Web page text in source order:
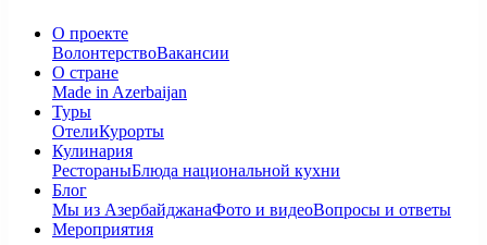
О проекте
ВолонтерствоВакансии
О стране
Made in Azerbaijan
Туры
ОтелиКурорты
Кулинария
РестораныБлюда национальной кухни
Блог
Мы из АзербайджанаФото и видеоВопросы и ответы
Мероприятия